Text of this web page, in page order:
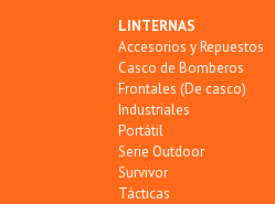
LINTERNAS
Accesorios y Repuestos
Casco de Bomberos
Frontales (De casco)
Industriales
Portátil
Serie Outdoor
Survivor
Tácticas